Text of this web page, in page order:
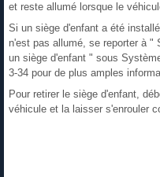
et reste allumé lorsque le
Si un siège d'enfant a été
n'est pas allumé, se reporter à "
un siège d'enfant " sous
3‑34 pour de plus amples
Pour retirer le siège d'enfant,
véhicule et la laisser s'enrouler